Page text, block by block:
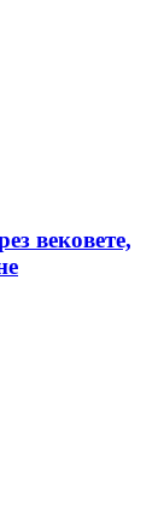
вековете,